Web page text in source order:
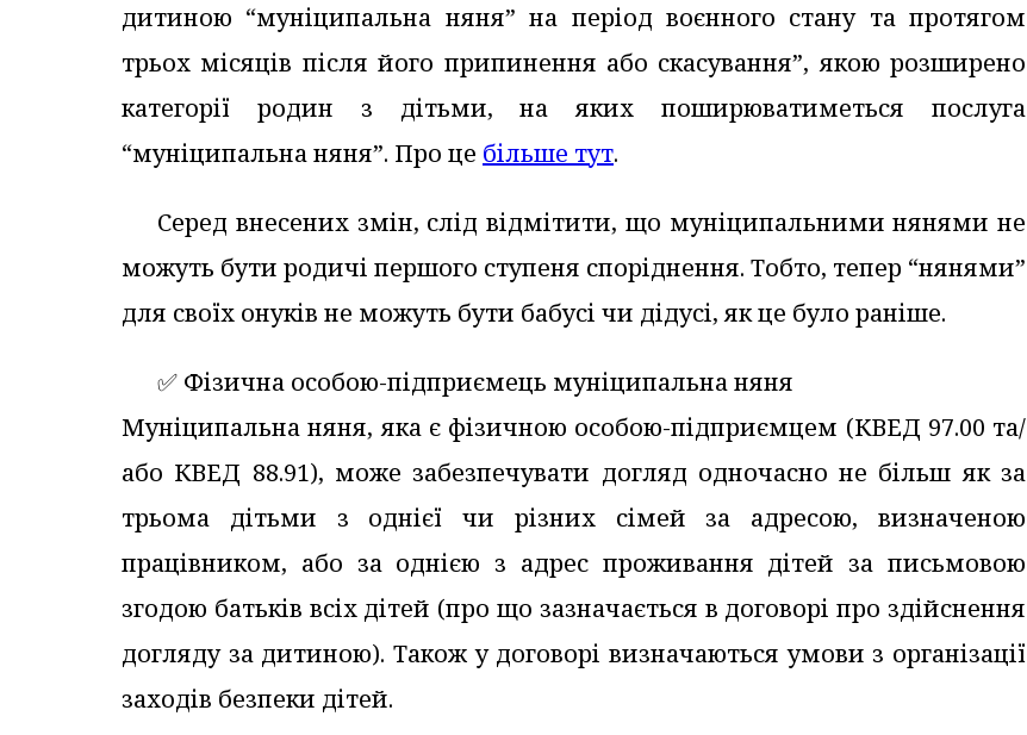
дитиною “муніципальна няня” на період воєнного стану та протягом
трьох місяців після його припинення або скасування”, якою розширено
категорії родин з дітьми, на яких поширюватиметься послуга
“муніципальна няня”. Про це більше тут.
Серед внесених змін, слід відмітити, що муніципальними нянями не
можуть бути родичі першого ступеня споріднення. Тобто, тепер “нянями”
для своїх онуків не можуть бути бабусі чи дідусі, як це було раніше.
✅️ Фізична особою-підприємець муніципальна няня
Муніципальна няня, яка є фізичною особою-підприємцем (КВЕД 97.00 та/
або КВЕД 88.91), може забезпечувати догляд одночасно не більш як за
трьома дітьми з однієї чи різних сімей за адресою, визначеною
працівником, або за однією з адрес проживання дітей за письмовою
згодою батьків всіх дітей (про що зазначається в договорі про здійснення
догляду за дитиною). Також у договорі визначаються умови з організації
заходів безпеки дітей.